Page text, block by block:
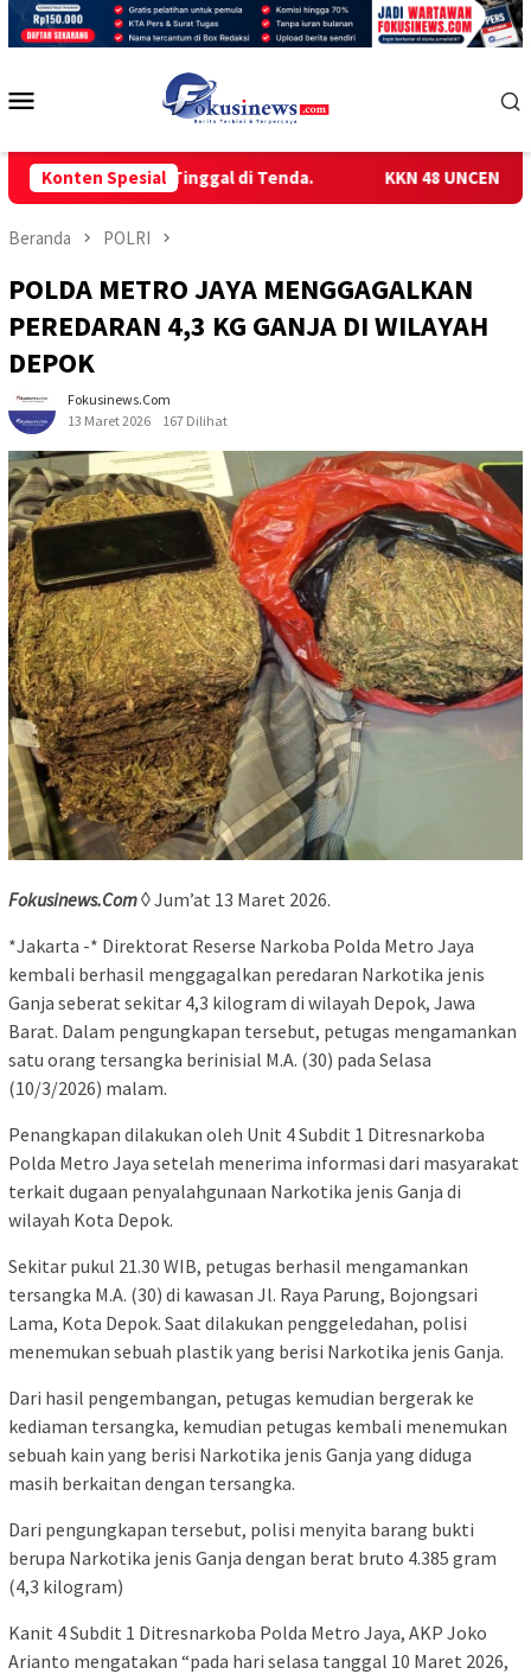
Loncat
Konten Spesial
Tinggal di Tenda. KKN 48 UNCEN GELAR
Beranda POLRI
POLDA METRO JAYA MENGGAGALKAN
PEREDARAN 4,3 KG GANJA DI WILAYAH
DEPOK
Fokusinews.com
13 Maret 2026
167 Dilihat
Fokusinews.Com◊ Jum’at 13 Maret 2026.
*Jakarta -* Direktorat Reserse Narkoba Polda Metro Jaya
kembali berhasil menggagalkan peredaran Narkotika jenis
Ganja seberat sekitar 4,3 kilogram di wilayah Depok, Jawa
Barat. Dalam pengungkapan tersebut, petugas mengamankan
satu orang tersangka berinisial M.A. (30) pada Selasa
(10/3/2026) malam.
Penangkapan dilakukan oleh Unit 4 Subdit 1 Ditresnarkoba
Polda Metro Jaya setelah menerima informasi dari masyarakat
terkait dugaan penyalahgunaan Narkotika jenis Ganja di
wilayah Kota Depok.
Sekitar pukul 21.30 WIB, petugas berhasil mengamankan
tersangka M.A. (30) di kawasan Jl. Raya Parung, Bojongsari
Lama, Kota Depok. Saat dilakukan penggeledahan, polisi
menemukan sebuah plastik yang berisi Narkotika jenis Ganja.
Dari hasil pengembangan, petugas kemudian bergerak ke
kediaman tersangka, kemudian petugas kembali menemukan
sebuah kain yang berisi Narkotika jenis Ganja yang diduga
masih berkaitan dengan tersangka.
Dari pengungkapan tersebut, polisi menyita barang bukti
berupa Narkotika jenis Ganja dengan berat bruto 4.385 gram
(4,3 kilogram)
Kanit 4 Subdit 1 Ditresnarkoba Polda Metro Jaya, AKP Joko
Arianto mengatakan “pada hari selasa tanggal 10 Maret 2026,